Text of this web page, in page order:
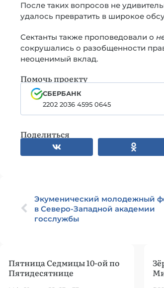
После таких вопросов не
удалось превратить в широкое
Сектанты также проповедовали о
сокрушались о разобщенности
неоценимый вклад.
Помочь проекту
СБЕРБАНК
2202 2036 4595 0645
Поделиться
Экуменический молодежный
в Северо-Западной академии
госслужбы
Пятница Седмицы 10-ой по
Пятидесятнице